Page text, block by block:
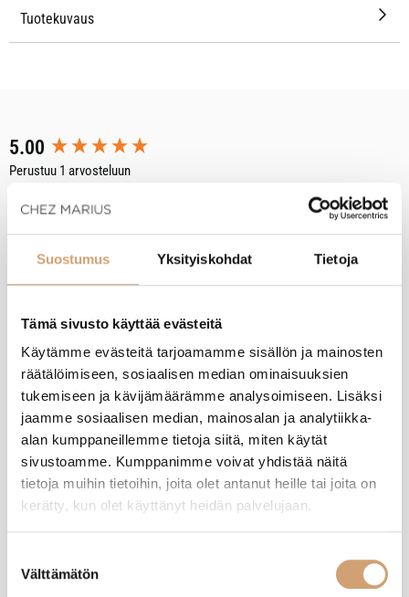
Suostumus Yksityiskohdat Tietoja
Tämä sivusto käyttää evästeitä
Käytämme evästeitä tarjoamamme sisällön ja mainosten
räätälöimiseen, sosiaalisen median ominaisuuksien
tukemiseen ja kävijämäärämme analysoimiseen. Lisäksi
jaamme sosiaalisen median, mainosalan ja analytiikka-
alan kumppaneillemme tietoja siitä, miten käytät
sivustoamme. Kumppanimme voivat yhdistää näitä
tietoja muihin tietoihin, joita olet antanut heille tai joita on
kerätty, kun olet käyttänyt heidän palvelujaan.
valinta
Välttämätön
Tuotekuvaus
5.00
Perustuu 1 arvosteluun
Tuotearvostelut
PM
Ibili silikoninen suklaalevymuotti
Olin jo jonkin aikaa etsinyt juuri tällaista muottia. Tällä on mukava
yhdistellä esim. useampia erilaisia kaupan suklaalevyjä. Voin sulattaa
esim. valkoista, maito- ja tummaa suklaata ja luon niistä oman, raidallisen
helposti tehtyä vaikka hieman ohuempiakin levyjä. Palat irtoavat hyvin.
New content loaded